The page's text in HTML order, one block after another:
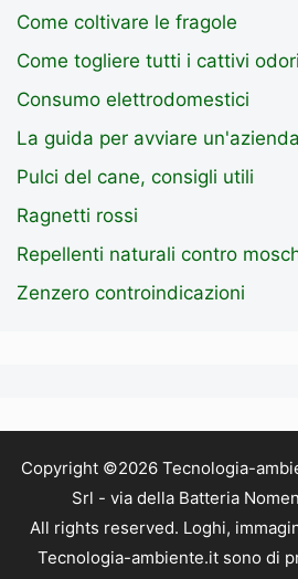
Come coltivare le fragole
Come togliere tutti i cattivi odori
Consumo elettrodomestici
La guida per avviare
Pulci del cane, consigli utili
Ragnetti rossi
Repellenti naturali contro
Zenzero controindicazioni
Copyright ©2026 Tecnologia-
Srl - via della Batteria
All rights reserved. Loghi,
Tecnologia-ambiente.it sono di